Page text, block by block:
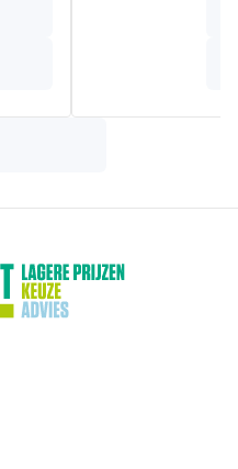
die:
Hyaluronate,
Arginine HCL, Sodium
1,2-Hexanediol,